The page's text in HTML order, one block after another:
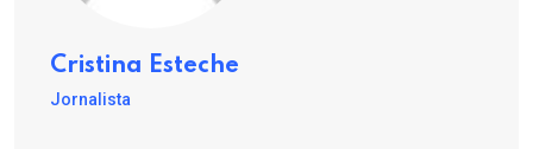
Cristina Esteche
Jornalista